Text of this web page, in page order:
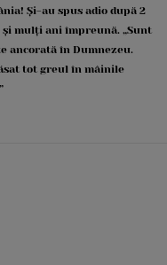
Și-au spus adio după 2
și mulți ani împreună. „Sunt
ancorată în Dumnezeu.
tot greul în mâinile